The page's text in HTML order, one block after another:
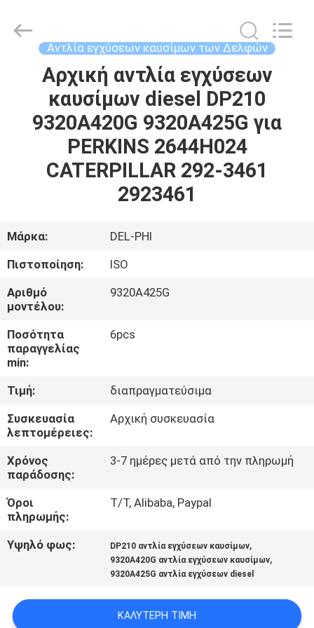
ΣΠΊΤΙ
ΠΡΟΪΌΝΤΑ
ΒΊΝΤΕΟ
ΜΕ
ΕΜΆΣ
ΕΠΙΣΚΈΨΕΙΣ
ΣΤΟ
ΕΡΓΟΣΤΆΣΙΟ
ΈΛΕΓΧΟΣ
ΠΟΙΌΤΗΤΑΣ
ΖΗΤΉΣΤΕ
ΜΙΑ
ΠΡΟΣΦΟΡΆ
SITEMAP
ΠΟΛΙΤΙΚΉ
Parts
Αντλία εγχύσεων καυσίμων των Δελφών
Αρχική αντλία εγχύσεων
καυσίμων diesel DP210
9320A420G 9320A425G για
PERKINS 2644H024
CATERPILLAR 292-3461
2923461
Μάρκα:
DEL-PHI
Πιστοποίηση:
ISO
Αριθμό
μοντέλου:
9320A425G
Ποσότητα
παραγγελίας
min:
6pcs
Τιμή:
διαπραγματεύσιμα
Συσκευασία
λεπτομέρειες:
Αρχική συσκευασία
Χρόνος
παράδοσης:
3-7 ημέρες μετά από την πληρωμή
Όροι
πληρωμής:
T/T, Alibaba, Paypal
Υψηλό φως: DP210 αντλία εγχύσεων καυσίμων,
9320A420G αντλία εγχύσεων καυσίμων,
9320A425G αντλία εγχύσεων diesel
ΚΑΛΎΤΕΡΗ ΤΙΜΉ